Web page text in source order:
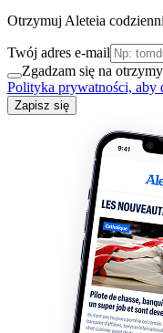
Otrzymuj Aleteia
Twój adres e-mail
Zgadzam się na
Polityka prywatności, aby
Zapisz się